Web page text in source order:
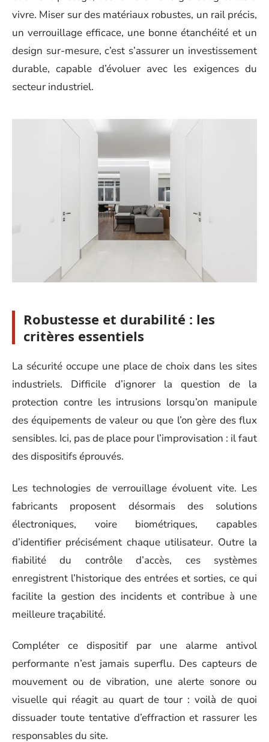
vivre. Miser sur des matériaux robustes, un rail précis,
un verrouillage efficace, une bonne étanchéité et un
design sur-mesure, c’est s’assurer un investissement
durable, capable d’évoluer avec les exigences du
secteur industriel.
Robustesse et durabilité : les
critères essentiels
La sécurité occupe une place de choix dans les sites
industriels. Difficile d’ignorer la question de la
protection contre les intrusions lorsqu’on manipule
des équipements de valeur ou que l’on gère des flux
sensibles. Ici, pas de place pour l’improvisation : il faut
des dispositifs éprouvés.
Les technologies de verrouillage évoluent vite. Les
fabricants proposent désormais des solutions
électroniques, voire biométriques, capables
d’identifier précisément chaque utilisateur. Outre la
fiabilité du contrôle d’accès, ces systèmes
enregistrent l’historique des entrées et sorties, ce qui
facilite la gestion des incidents et contribue à une
meilleure traçabilité.
Compléter ce dispositif par une alarme antivol
performante n’est jamais superflu. Des capteurs de
mouvement ou de vibration, une alerte sonore ou
visuelle qui réagit au quart de tour : voilà de quoi
dissuader toute tentative d’effraction et rassurer les
responsables du site.